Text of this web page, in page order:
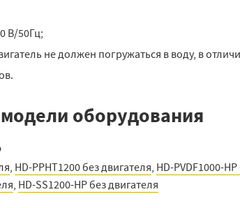
В/50Гц;
не должен погружаться в воду, в
оборудования
, HD-PPHT1200 без двигателя, HD-PVDF1000-
, HD-SS1200-HP без двигателя